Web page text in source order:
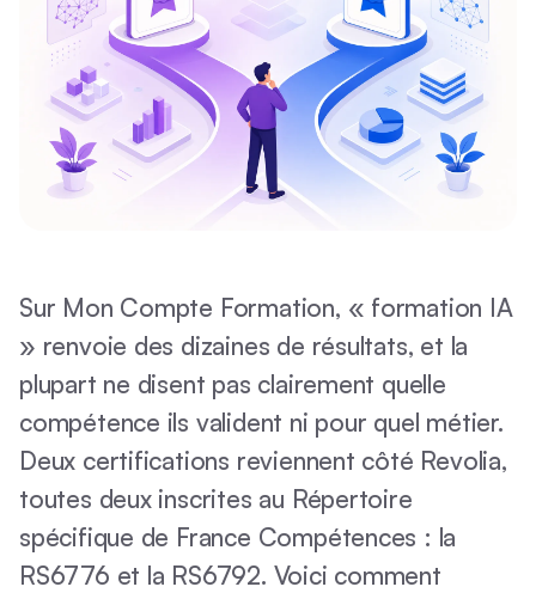
Sur Mon Compte Formation, « formation IA
» renvoie des dizaines de résultats, et la
plupart ne disent pas clairement quelle
compétence ils valident ni pour quel métier.
Deux certifications reviennent côté Revolia,
toutes deux inscrites au Répertoire
spécifique de France Compétences : la
RS6776 et la RS6792. Voici comment